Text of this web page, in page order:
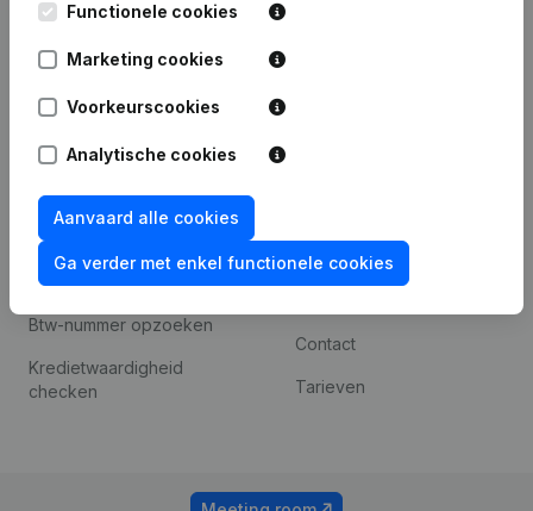
Functionele cookies
Marketing cookies
Voorkeurscookies
Analytische cookies
Aanvaard alle cookies
Ga verder met enkel functionele cookies
Leuvensesteenweg
1800 Vilvoorde
Compliance &
fraudepreventie
Jaarrekening raadplegen
Btw-nummer opzoeken
Kredietwaardigheid
checken
Integraties op maat
Contact
Tarieven